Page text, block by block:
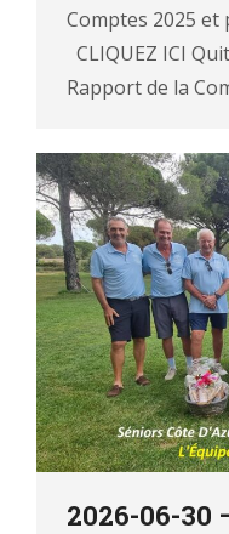
Comptes 2025 et
CLIQUEZ ICI
Rapport de la
2026-06-30